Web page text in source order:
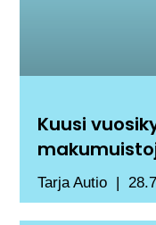
Kuusi
Tarja Autio